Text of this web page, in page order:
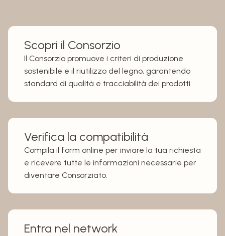
Scopri il Consorzio
Il Consorzio promuove i criteri di produzione
sostenibile e il riutilizzo del legno, garantendo
standard di qualità e tracciabilità dei prodotti.
Verifica la compatibilità
Compila il form online per inviare la tua richiesta
e ricevere tutte le informazioni necessarie per
diventare Consorziato.
Entra nel network